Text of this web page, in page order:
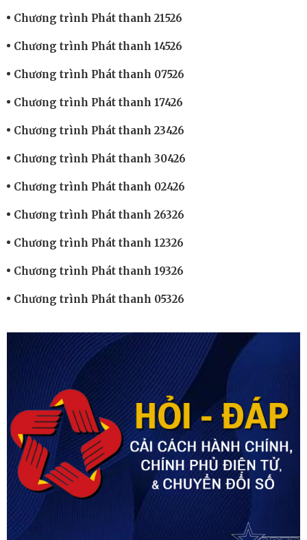
Chương trình Phát thanh 21526
Chương trình Phát thanh 14526
Chương trình Phát thanh 07526
Chương trình Phát thanh 17426
Chương trình Phát thanh 23426
Chương trình Phát thanh 30426
Chương trình Phát thanh 02426
Chương trình Phát thanh 26326
Chương trình Phát thanh 12326
Chương trình Phát thanh 19326
Chương trình Phát thanh 05326